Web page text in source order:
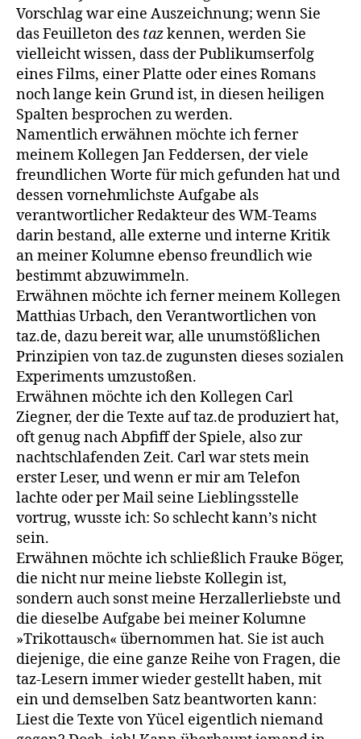
Vorschlag war eine Auszeichnung; wenn Sie
das Feuilleton des tazkennen, werden Sie
vielleicht wissen, dass der Publikumserfolg
eines Films, einer Platte oder eines Romans
noch lange kein Grund ist, in diesen heiligen
Spalten besprochen zu werden.
Namentlich erwähnen möchte ich ferner
meinem Kollegen Jan Feddersen, der viele
freundlichen Worte für mich gefunden hat und
dessen vornehmlichste Aufgabe als
verantwortlicher Redakteur des WM-Teams
darin bestand, alle externe und interne Kritik
an meiner Kolumne ebenso freundlich wie
bestimmt abzuwimmeln.
Erwähnen möchte ich ferner meinem Kollegen
Matthias Urbach, den Verantwortlichen von
taz.de, dazu bereit war, alle unumstößlichen
Prinzipien von taz.de zugunsten dieses sozialen
Experiments umzu­stoßen.
Erwähnen möchte ich den Kollegen Carl
Ziegner, der die Texte auf taz.de produziert hat,
oft genug nach Abpfiff der Spiele, also zur
nachtschlafenden Zeit. Carl war stets mein
erster Leser, und wenn er mir am Telefon
lachte oder per Mail seine Lieblingsstelle
vortrug, wusste ich: So schlecht kann’s nicht
sein.
Erwähnen möchte ich schließlich Frauke Böger,
die nicht nur meine liebste Kollegin ist,
sondern auch sonst meine Herzallerliebste und
die dieselbe Aufgabe bei meiner Kolumne
»Trikottausch« über­nommen hat. Sie ist auch
diejenige, die eine ganze Reihe von Fragen, die
taz-Lesern immer wieder gestellt haben, mit
ein und demselben Satz beantworten kann:
Liest die Texte von Yücel eigentlich niemand